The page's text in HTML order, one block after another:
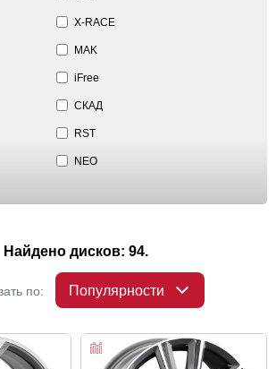
X-RACE
MAK
iFree
СКАД
RST
NEO
Найдено дисков: 94.
по: Популярности